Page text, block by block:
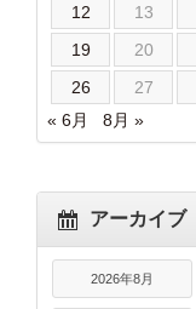
12
13
19
20
26
27
« 6月
8月 »
アーカイブ
2026年8月